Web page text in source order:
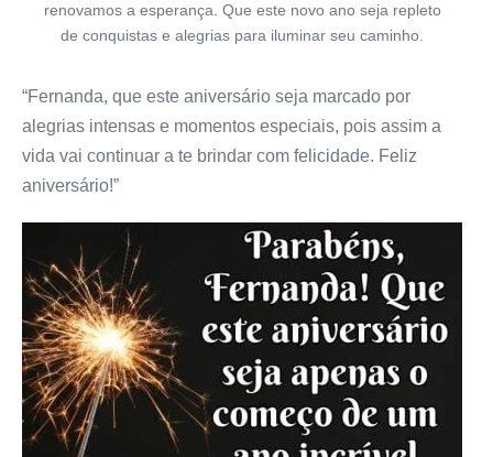
renovamos a esperança. Que este novo ano seja repleto
de conquistas e alegrias para iluminar seu caminho.
“Fernanda, que este aniversário seja marcado por
alegrias intensas e momentos especiais, pois assim a
vida vai continuar a te brindar com felicidade. Feliz
aniversário!”